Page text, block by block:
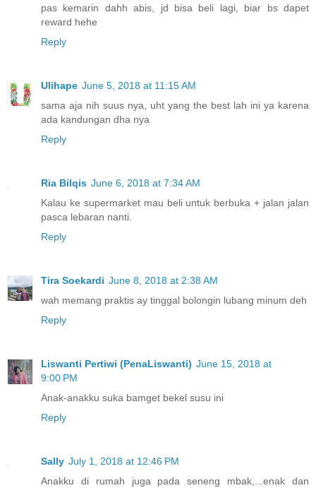
pas kemarin dahh abis, jd bisa beli lagi, biar bs dapet
reward hehe
Reply
Ulihape June 5, 2018 at 11:15 AM
sama aja nih suus nya, uht yang the best lah ini ya karena
ada kandungan dha nya
Reply
Ria Bilqis June 6, 2018 at 7:34 AM
Kalau ke supermarket mau beli untuk berbuka + jalan jalan
pasca lebaran nanti.
Reply
Tira Soekardi June 8, 2018 at 2:38 AM
wah memang praktis ay tinggal bolongin lubang minum deh
Reply
Liswanti Pertiwi (PenaLiswanti) June 15, 2018 at
9:00 PM
Anak-anakku suka bamget bekel susu ini
Reply
Sally July 1, 2018 at 12:46 PM
Anakku di rumah juga pada seneng mbak,...enak dan